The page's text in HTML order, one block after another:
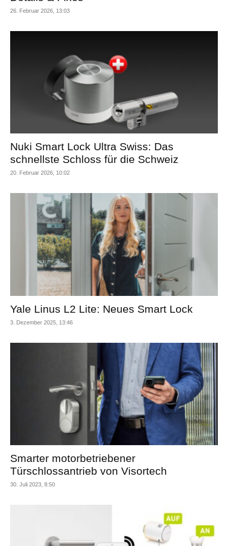
26. Februar 2026, 13:03
Nuki Smart Lock Ultra Swiss: Das
schnellste Schloss für die Schweiz
20. Februar 2026, 10:02
Yale Linus L2 Lite: Neues Smart Lock
3. Dezember 2025, 13:46
Smarter motorbetriebener
Türschlossantrieb von Visortech
30. Juli 2023, 8:50